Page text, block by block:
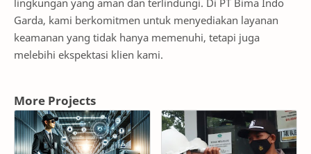
lingkungan yang aman dan terlindungi. Di PT Bima Indo
Garda, kami berkomitmen untuk menyediakan layanan
keamanan yang tidak hanya memenuhi, tetapi juga
melebihi ekspektasi klien kami.
More Projects